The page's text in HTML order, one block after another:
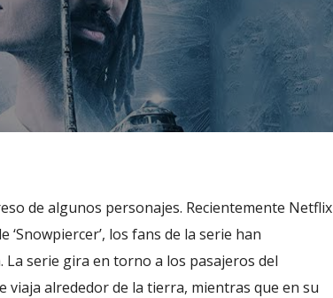
de algunos personajes. Recientemente Netflix
los fans de la serie han
serie gira en torno a los pasajeros del
viaja alrededor de la tierra, mientras que en su